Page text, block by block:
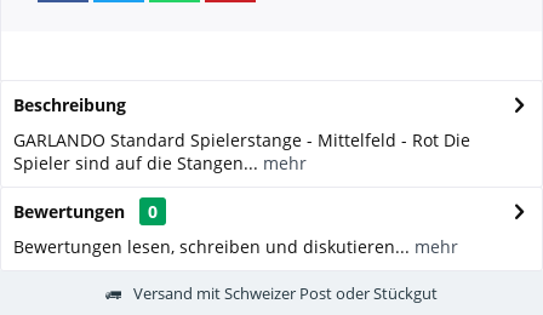
Beschreibung
GARLANDO Standard Spielerstange - Mittelfeld - Rot Die
Spieler sind auf die Stangen... mehr
Bewertungen
0
Bewertungen lesen, schreiben und diskutieren... mehr
Versand mit Schweizer Post oder Stückgut